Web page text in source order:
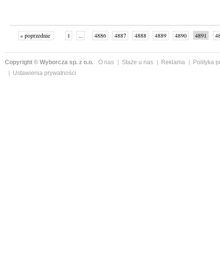
« poprzednie 1 ... 4886 4887 4888 4889 4890 4891
Copyright © Wyborcza sp. z o.o. O nas Staże u nas Reklama
Polityka
Ustawienia prywatności